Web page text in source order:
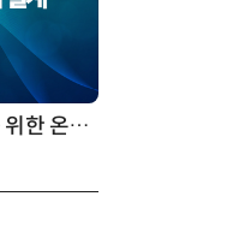
모든 업무 담당자(비개발자)를 위한 온톨로지 기반 AI 지식체계 설계 1-day 워크숍